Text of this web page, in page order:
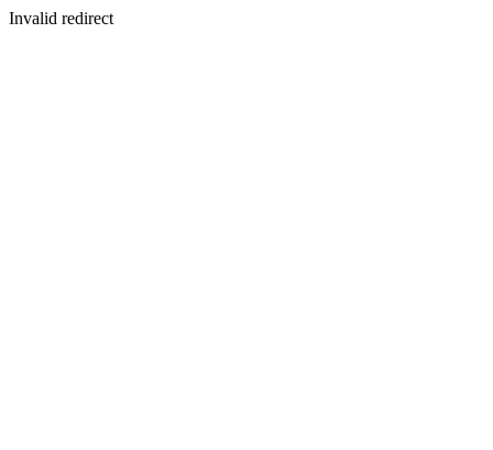
Invalid redirect